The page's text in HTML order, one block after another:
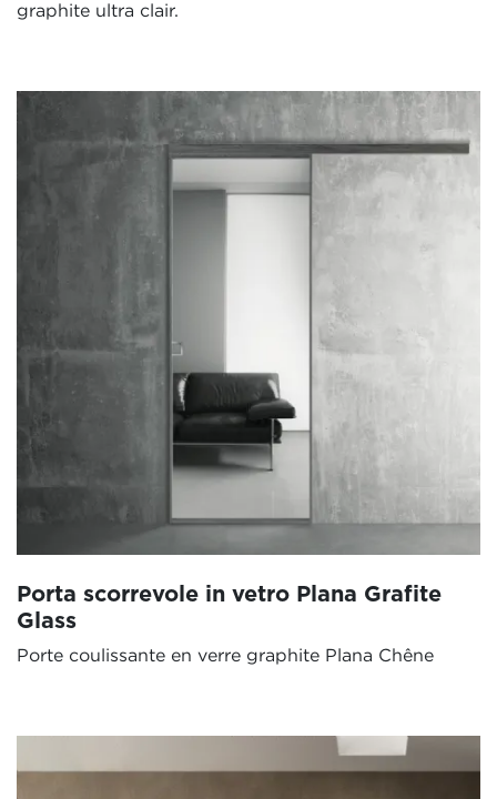
graphite ultra clair.
Porta scorrevole in vetro Plana Grafite
Glass
Porte coulissante en verre graphite Plana Chêne